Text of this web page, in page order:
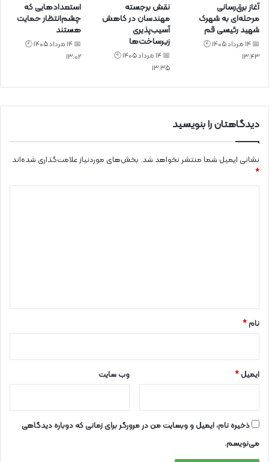
آغاز برق‌رسانی
مرحله‌ای به شهرک
شهید رئیسی قم
📅 14 مرداد 1405 🕙
13:43
نقش برجسته
مهندسان در کاهش
آسیب‌پذیری
زیرساخت‌ها
📅 14 مرداد 1405 🕙
13:35
استعدادهایی که
چشم‌انتظار حمایت
هستند
📅 14 مرداد 1405 🕙
13:02
دیدگاهتان را بنویسید
نشانی ایمیل شما منتشر نخواهد شد. بخش‌های موردنیاز علامت‌گذاری شده‌اند
*
نام*
ایمیل* وب‌ سایت
ذخیره نام، ایمیل و وبسایت من در مرورگر برای زمانی که دوباره دیدگاهی
می‌نویسم.